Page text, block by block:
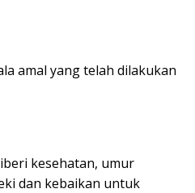
amal yang telah dilakukan
kesehatan, umur
dan kebaikan untuk